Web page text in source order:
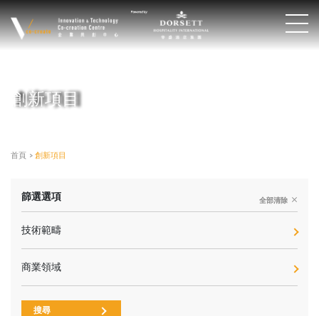
創新項目
首頁 > 創新項目
篩選選項 全部清除
技術範疇
商業領域
搜尋